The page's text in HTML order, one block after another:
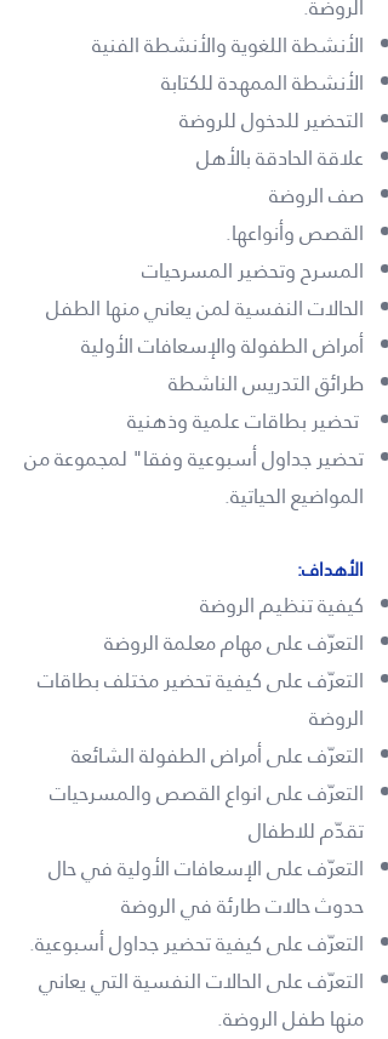
الروضة.
الأنشطة اللغوية والأنشطة الفنية
الأنشطة الممهدة للكتابة
التحضير للدخول للروضة
علاقة الحادقة بالأهل
صف الروضة
القصص وأنواعها.
المسرح وتحضير المسرحيات
الحالات النفسية لمن يعاني منها الطفل
أمراض الطفولة والإسعافات الأولية
طرائق التدريس الناشطة
تحضير بطاقات علمية وذهنية
تحضير جداول أسبوعية وفقا" لمجموعة من
المواضيع الحياتية.
الأهداف:
كيفية تنظيم الروضة
التعرّف على مهام معلمة الروضة
التعرّف على كيفية تحضير مختلف بطاقات
الروضة
التعرّف على أمراض الطفولة الشائعة
التعرّف على انواع القصص والمسرحيات
تقدّم للاطفال
التعرّف على الإسعافات الأولية في حال
حدوث حالات طارئة في الروضة
التعرّف على كيفية تحضير جداول أسبوعية.
التعرّف على الحالات النفسية التي يعاني
منها طفل الروضة.